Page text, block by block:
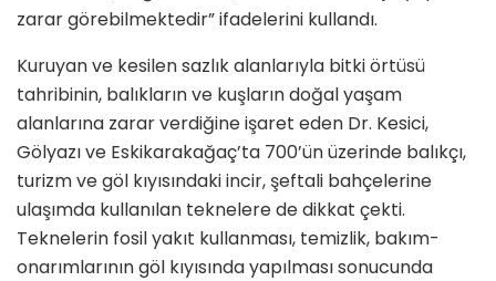
zarar görebilmektedir” ifadelerini kullandı.
Kuruyan ve kesilen sazlık alanlarıyla bitki örtüsü
tahribinin, balıkların ve kuşların doğal yaşam
alanlarına zarar verdiğine işaret eden Dr. Kesici,
Gölyazı ve Eskikarakağaç’ta 700’ün üzerinde balıkçı,
turizm ve göl kıyısındaki incir, şeftali bahçelerine
ulaşımda kullanılan teknelere de dikkat çekti.
Teknelerin fosil yakıt kullanması, temizlik, bakım-
onarımlarının göl kıyısında yapılması sonucunda